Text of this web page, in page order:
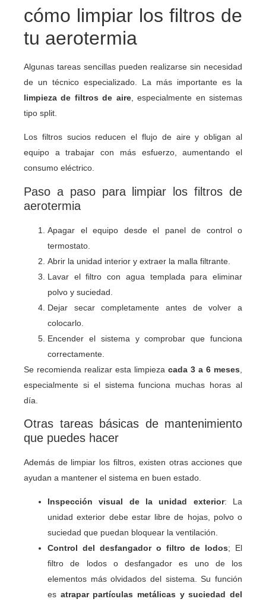
cómo limpiar los filtros de
tu aerotermia
Algunas tareas sencillas pueden realizarse sin necesidad
de un técnico especializado. La más importante es la
limpieza de filtros de aire, especialmente en sistemas
tipo split.
Los filtros sucios reducen el flujo de aire y obligan al
equipo a trabajar con más esfuerzo, aumentando el
consumo eléctrico.
Paso a paso para limpiar los filtros de
aerotermia
Apagar el equipo desde el panel de control o
termostato.
Abrir la unidad interior y extraer la malla filtrante.
Lavar el filtro con agua templada para eliminar
polvo y suciedad.
Dejar secar completamente antes de volver a
colocarlo.
Encender el sistema y comprobar que funciona
correctamente.
Se recomienda realizar esta limpieza cada 3 a 6 meses
especialmente si el sistema funciona muchas horas al
día.
Otras tareas básicas de mantenimiento
que puedes hacer
Además de limpiar los filtros, existen otras acciones que
ayudan a mantener el sistema en buen estado.
Inspección visual de la unidad exterior: La
unidad exterior debe estar libre de hojas, polvo o
suciedad que puedan bloquear la ventilación.
Control del desfangador o filtro de lodos; El
filtro de lodos o desfangador es uno de los
elementos más olvidados del sistema. Su función
es atrapar partículas metálicas y suciedad del